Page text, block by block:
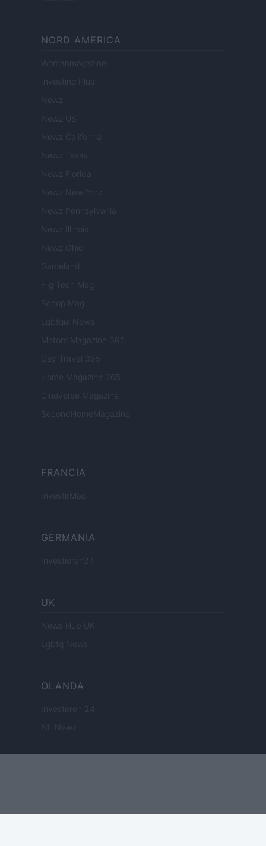
NORD AMERICA
Womanmagazine
Investing Plus
Newz
Newz US
Newz California
Newz Texas
Newz Florida
Newz New York
Newz Pennsylvania
Newz Illinois
Newz Ohio
Gameland
Hig Tech Mag
Scoop Mag
Lgbtqia News
Motors Magazine 365
Day Travel 365
Home Magazine 365
Cineverse Magazine
SecondHomeMagazine
FRANCIA
InvestirMag
GERMANIA
Investieren24
UK
News Hub UK
Lgbtq News
OLANDA
Investeren 24
NL Newz